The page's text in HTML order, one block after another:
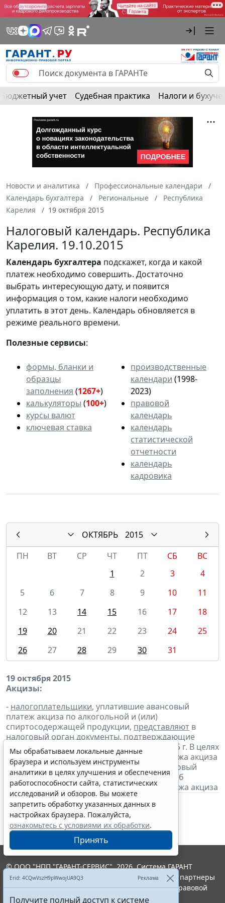
Бюджетный учет Судебная практика Налоги и
Новости и аналитика
Профессиональные календари
Календарь бухгалтера
Региональные
Республика
Карелия
19 октября 2015
Налоговый календарь. Республика
Карелия. 19.10.2015
Календарьбухгалтера подскажет, когда и какой
платеж необходимо совершить. Достаточно
выбрать интересующую дату, и появится
информация о том, какие налоги необходимо
уплатить в этот день. Календарь обновляется в
режиме реального времени.
Полезные сервисы:
формы, бланки и
образцы
заполнения (1267+)
калькуляторы (100+)
курсы валют
ключевая ставка
производственные
календари (1998-
2023)
правовой
календарь
календарь
статистической
отчетности
календарь
кадровика
ОКТЯБРЬ
2015
ПН
ВТ СР ЧТ ПТ СБ
ВС
1
2 3
4
5
6 7 8 9 10
11
12
13 14 15 16 17
18
19
20 21 22 23 24
25
26
27 28 29 30 31
19 октября 2015
Акцизы:
- налогоплательщики, уплатившие авансовый
платеж акциза по алкогольной и (или)
спиртосодержащей продукции, представляют в
налоговый органдокументы, подтверждающие
уплату авансового платежа за октябрь 2015 г. В целях
освобождения от уплаты авансового платежа акциза
налогоплательщикипредставляют
в налоговый
орган банковскую гарантию иизвещение
об
освобождении от уплаты авансового платежа акциза
Мы обрабатываем локальные данные
браузера и используем инструменты
аналитики в целях улучшения и обеспечения
работоспособности сайта, статистических
исследований и обзоров. Вы можете
запретить обработку указанных данных в
настройках браузера. Пожалуйста,
ознакомьтесь с условиями их обработки.
Принять
Erid: 4CQwVszH9pWwojUA9Q3 Реклама
Получите полный доступ к системе
© ООО "НПП "ГАРАНТ-СЕРВИС", 2026. Система ГАРАНТ
выпускается с 1990 года. Компания "Гарант" и ее партнеры
являются участниками Российской ассоциации правовой
информации ГАРАНТ.